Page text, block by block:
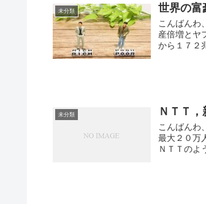
未分類 世界の富
こんばんわ
産倍増とヤ
から１７２
未分類 ＮＴＴ
こんばんわ
最大２０万
ＮＴＴのよ